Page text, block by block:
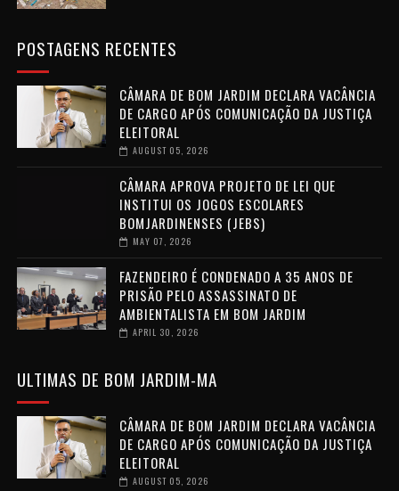
POSTAGENS RECENTES
CÂMARA DE BOM JARDIM DECLARA VACÂNCIA
DE CARGO APÓS COMUNICAÇÃO DA JUSTIÇA
ELEITORAL
AUGUST 05, 2026
CÂMARA APROVA PROJETO DE LEI QUE
INSTITUI OS JOGOS ESCOLARES
BOMJARDINENSES (JEBS)
MAY 07, 2026
FAZENDEIRO É CONDENADO A 35 ANOS DE
PRISÃO PELO ASSASSINATO DE
AMBIENTALISTA EM BOM JARDIM
APRIL 30, 2026
ULTIMAS DE BOM JARDIM-MA
CÂMARA DE BOM JARDIM DECLARA VACÂNCIA
DE CARGO APÓS COMUNICAÇÃO DA JUSTIÇA
ELEITORAL
AUGUST 05, 2026